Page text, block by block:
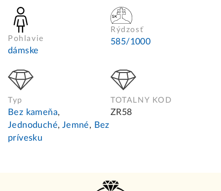
Pohlavie
dámske
Rýdzosť
585/1000
Typ
Bez kameňa,
Jednoduché, Jemné, Bez
prívesku
TOTALNY KOD
ZR58